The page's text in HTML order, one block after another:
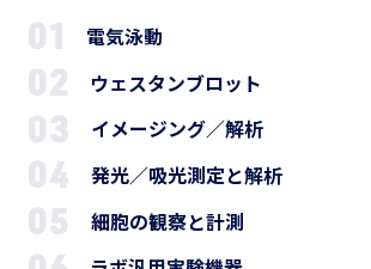
電気泳動
ウェスタンブロット
イメージング／解析
発光／吸光測定と解析
細胞の観察と計測